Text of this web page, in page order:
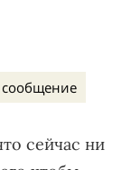
сообщение
сейчас ни